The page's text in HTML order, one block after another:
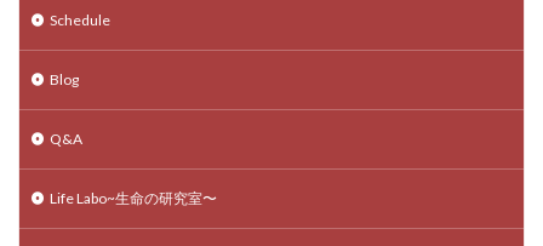
Schedule
Blog
Q&A
Life Labo~生命の研究室〜